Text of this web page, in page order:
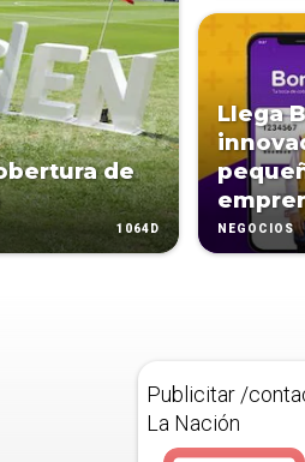
de
1064D
Llega
NEGOCIOS
Publicitar /
La Nación